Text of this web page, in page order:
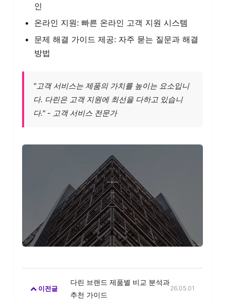
인
온라인 지원: 빠른 온라인 고객 지원 시스템
문제 해결 가이드 제공: 자주 묻는 질문과 해결
방법
"고객 서비스는 제품의 가치를 높이는 요소입니
다. 다린은 고객 지원에 최선을 다하고 있습니
다." - 고객 서비스 전문가
이전글
다린 브랜드 제품별 비교 분석과
추천 가이드
26.05.01